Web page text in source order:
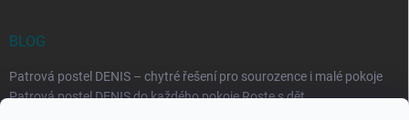
BLOG
Patrová postel DENIS – chytré řešení pro sourozence i malé pokoje
Patrová postel DENIS do každého pokoje Roste s dět...